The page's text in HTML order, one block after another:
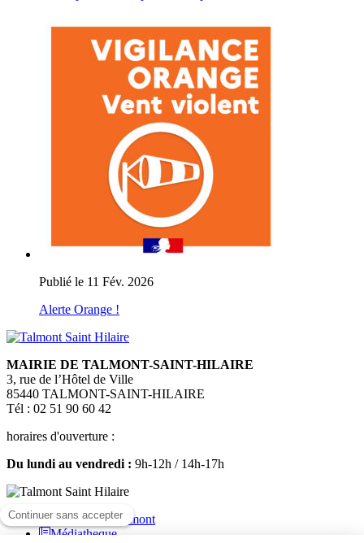
Publié le 11 Fév. 2026
Alerte Orange !
MAIRIE DE TALMONT-SAINT-HILAIRE
3, rue de l’Hôtel de Ville
85440 TALMONT-SAINT-HILAIRE
Tél : 02 51 90 60 42
horaires d'ouverture :
Du lundi au vendredi : 9h-12h / 14h-17h
Médiatheque